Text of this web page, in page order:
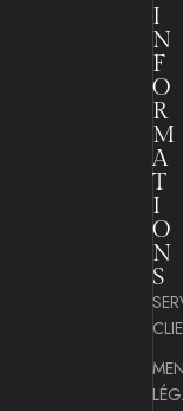
I
N
F
O
R
M
A
T
I
O
N
S